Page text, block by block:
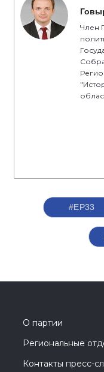
Член
#ЕР33
О партии
Региональные
Контакты пресс-